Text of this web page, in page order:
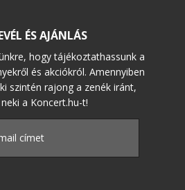
ÉS AJÁNLÁS
hogy tájékoztathassunk a
és akciókról. Amennyiben
szintén rajong a zenék iránt,
a Koncert.hu-t!